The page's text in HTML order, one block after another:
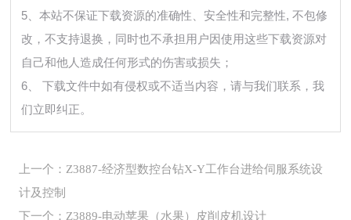
5、本站不保证下载资源的准确性、安全性和完整性, 不包修
改，不支持退换，同时也不承担用户因使用这些下载资源对
自己和他人造成任何形式的伤害或损失；
6、 下载文件中如有侵权或不适当内容，请与我们联系，我
们立即纠正。
上一个：Z3887-经济型数控台钻X-Y工作台进给伺服系统设
计及控制
下一个：Z3889-电动苹果（水果）皮削皮机设计